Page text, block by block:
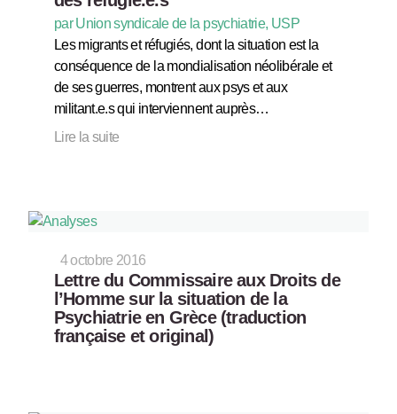
par Union syndicale de la psychiatrie, USP
Les migrants et réfugiés, dont la situation est la
conséquence de la mondialisation néolibérale et
de ses guerres, montrent aux psys et aux
militant.e.s qui interviennent auprès…
Lire la suite
4 octobre 2016
Lettre du Commissaire aux Droits de
l’Homme sur la situation de la
Psychiatrie en Grèce (traduction
française et original)